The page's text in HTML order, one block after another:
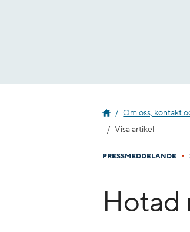
Om oss, kontakt
Visa artikel
PRESSMEDDELANDE •
Hotad